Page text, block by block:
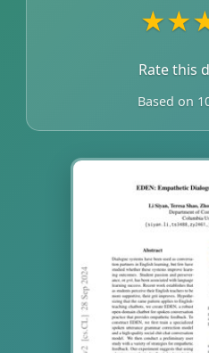
★★
Rate this
Based on